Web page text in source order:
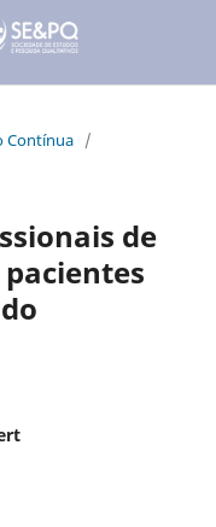
Contínua /
de